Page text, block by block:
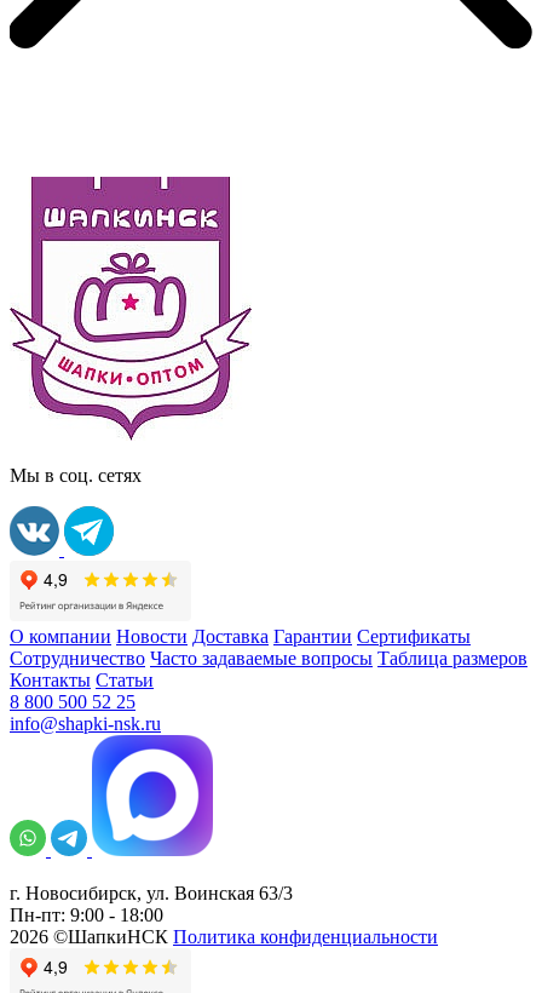
Мы в соц. сетях
О компании Новости Доставка Гарантии Сертификаты
Сотрудничество Часто задаваемые вопросы Таблица размеров
Контакты Статьи
8 800 500 52 25
info@shapki-nsk.ru
г. Новосибирск, ул. Воинская 63/3
Пн-пт: 9:00 - 18:00
2026 ©ШапкиНСК Политика конфиденциальности